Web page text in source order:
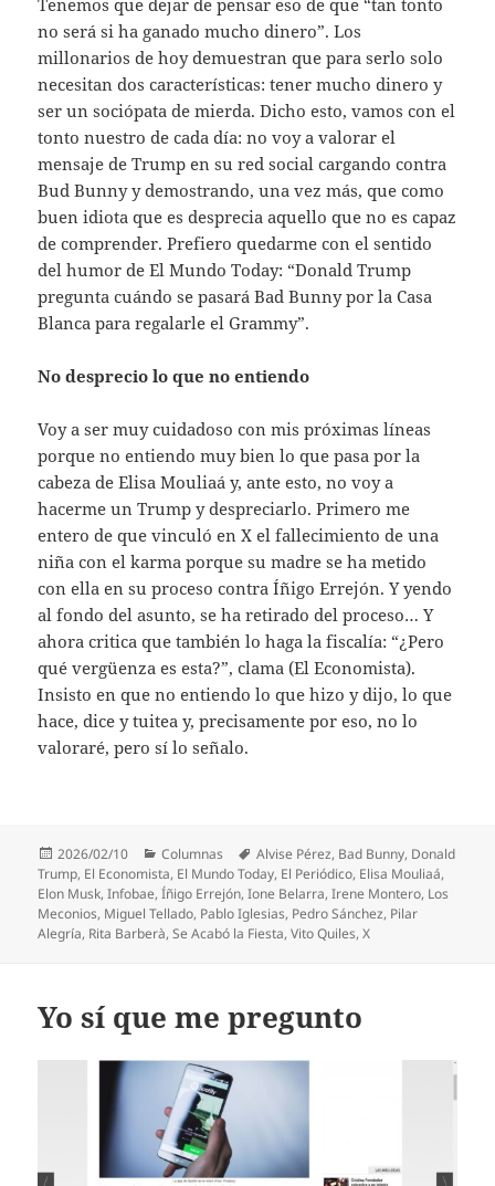
Tenemos que dejar de pensar eso de que “tan tonto
no será si ha ganado mucho dinero”. Los
millonarios de hoy demuestran que para serlo solo
necesitan dos características: tener mucho dinero y
ser un sociópata de mierda. Dicho esto, vamos con el
tonto nuestro de cada día: no voy a valorar el
mensaje de Trump en su red social cargando contra
Bud Bunny y demostrando, una vez más, que como
buen idiota que es desprecia aquello que no es capaz
de comprender. Prefiero quedarme con el sentido
del humor de El Mundo Today: “Donald Trump
pregunta cuándo se pasará Bad Bunny por la Casa
Blanca para regalarle el Grammy”.
No desprecio lo que no entiendo
Voy a ser muy cuidadoso con mis próximas líneas
porque no entiendo muy bien lo que pasa por la
cabeza de Elisa Mouliaá y, ante esto, no voy a
hacerme un Trump y despreciarlo. Primero me
entero de que vinculó en X el fallecimiento de una
niña con el karma porque su madre se ha metido
con ella en su proceso contra Íñigo Errejón. Y yendo
al fondo del asunto, se ha retirado del proceso… Y
ahora critica que también lo haga la fiscalía: “¿Pero
qué vergüenza es esta?”, clama (El Economista).
Insisto en que no entiendo lo que hizo y dijo, lo que
hace, dice y tuitea y, precisamente por eso, no lo
valoraré, pero sí lo señalo.
Publicado
el
2026/02/10 Categorías
Columnas Etiquetas
Alvise Pérez, Bad Bunny, Donald
Trump, El Economista, El Mundo Today, El Periódico, Elisa Mouliaá,
Elon Musk,Infobae,Íñigo Errejón,Ione Belarra,Irene Montero, Los
Meconios, Miguel Tellado, Pablo Iglesias, Pedro Sánchez, Pilar
Alegría, Rita Barberà,Se Acabó la Fiesta,Vito Quiles,X
Yo sí que me pregunto